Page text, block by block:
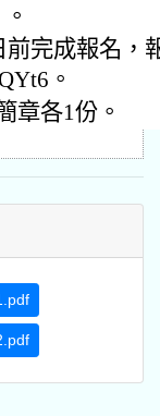
前完成報名，
。
章各1份。